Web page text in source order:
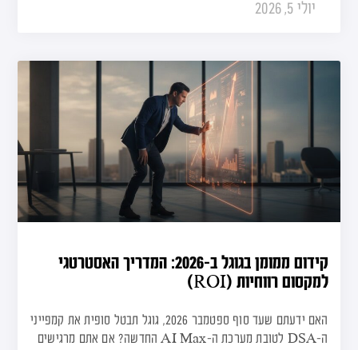
יולי 5, 2026
קידום ממומן בגוגל ב-2026: המדריך האסטרטגי
למקסום רווחיות (ROI)
האם ידעתם שעד סוף ספטמבר 2026, גוגל תבטל סופית את קמפייני
ה-DSA לטובת מערכת ה-AI Max החדשה? אם אתם מרגישים